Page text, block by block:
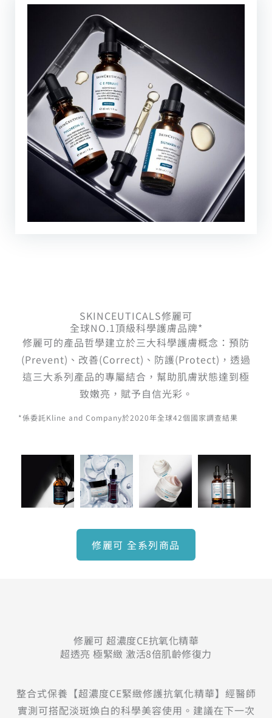
SKINCEUTICALS修麗可
全球NO.1頂級科學護膚品牌*
修麗可的產品哲學建立於三大科學護膚概念：預防
(Prevent)、改善(Correct)、防護(Protect)，透過
這三大系列產品的專屬結合，幫助肌膚狀態達到極
致嫩亮，賦予自信光彩。
*係委託Kline and Company於2020年全球42個國家調查結果
修麗可 全系列商品
修麗可 超濃度CE抗氧化精華
超透亮 極緊緻 激活8倍肌齡修復力
整合式保養【超濃度CE緊緻修護抗氧化精華】經醫師
實測可搭配淡斑煥白的科學美容使用。建議在下一次